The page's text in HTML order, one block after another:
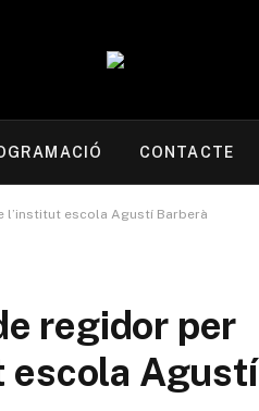
CONTACTE
l’institut escola Agustí Barberà
regidor per
escola Agustí